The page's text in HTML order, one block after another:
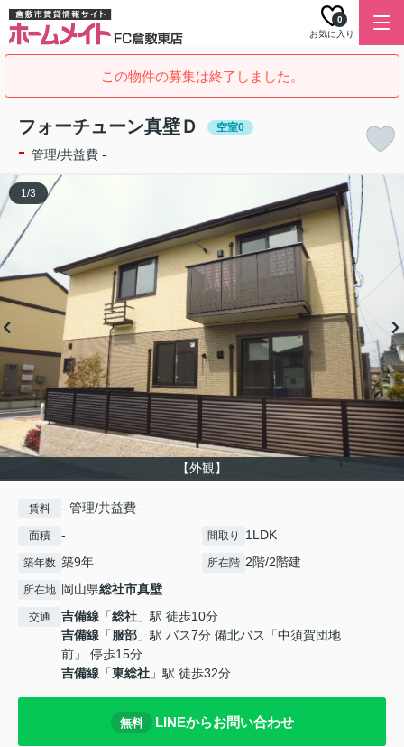
お気に入り
0
この物件の募集は終了しました。
フォーチューン真壁Ｄ 空室0
- 管理/共益費 -
【外観】
1/3
賃料 - 管理/共益費 -
面積 - 間取り 1LDK
築年数 築9年 所在階 2階/2階建
所在地 岡山県総社市真壁
交通 吉備線 「総社 」駅 徒歩10分
吉備線 「服部 」駅 バス7分 備北バス「中須賀団地
前」 停歩15分
吉備線 「東総社 」駅 徒歩32分
無料 LINEからお問い合わせ